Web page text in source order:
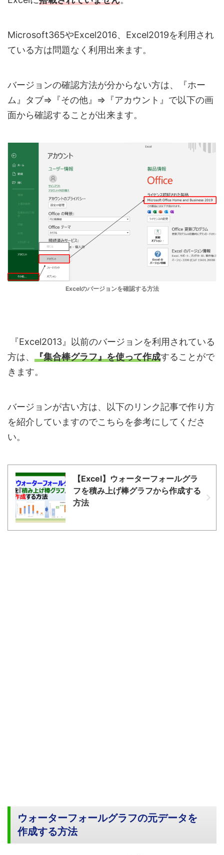
Microsoft365やExcel2016、Excel2019を利用され
ている方は問題なく利用出来ます。
バージョンの確認方法が分からない方は、『ホー
ム』タブ⇒『その他』⇒『アカウント』で以下の画
面から確認することが出来ます。
Excelのバージョンを確認する方法
『Excel2013』以前のバージョンを利用されている
方は、 『集合棒グラフ』を使って作成することがで
きます。
バージョンが古い方は、以下のリンク記事で作り方
を紹介していますのでこちらを参考にしてくださ
い。
【Excel】ウォーターフォールグラ
フを積み上げ棒グラフから作成する
方法
ウォーターフォールグラフの元データを
作成する方法